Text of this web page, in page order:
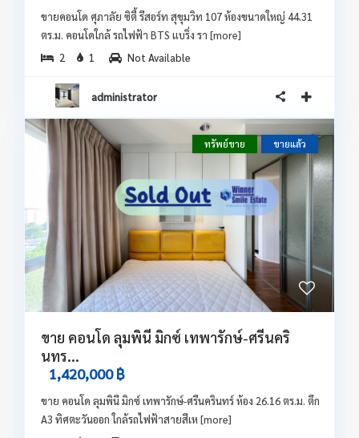
ขายคอนโด ศุภาลัย ซิตี้ รีสอร์ท สุขุมวิท 107 ห้องขนาดใหญ่ 44.31
ตร.ม. คอนโดใกล้ รถไฟฟ้า BTS แบริ่ง รา [more]
2
1 Not Available
administrator
ทรัพย์ขาย ขายแล้ว
ขาย คอนโด ลุมพินี มิกซ์ เทพารักษ์-ศรีนคริ
นทร...
1,420,000 ฿
ขาย คอนโด ลุมพินี มิกซ์ เทพารักษ์-ศรีนครินทร์ ห้อง 26.16 ตร.ม. ตึก
A3 ทิศตะวันออก ใกล้รถไฟฟ้าสายสีเห [more]